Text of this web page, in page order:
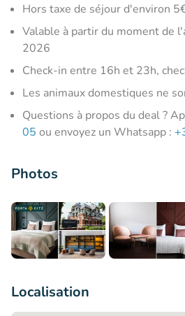
Hors taxe de séjour d'environ
Valable à partir du moment de
2026
Check-in entre 16h et 23h,
Les animaux domestiques ne
Questions à propos du deal ?
05 ou envoyez un Whatsapp :
Photos
Localisation